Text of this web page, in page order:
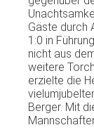
Gäste durch
1:0 in
nicht aus
weitere
erzielte die
Berger. Mit